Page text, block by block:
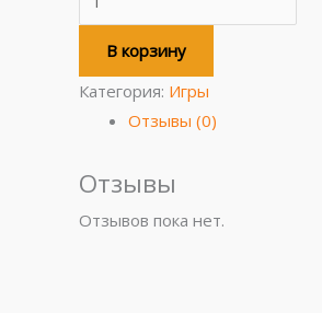
В корзину
Категория: Игры
Отзывы (0)
Отзывы
Отзывов пока нет.